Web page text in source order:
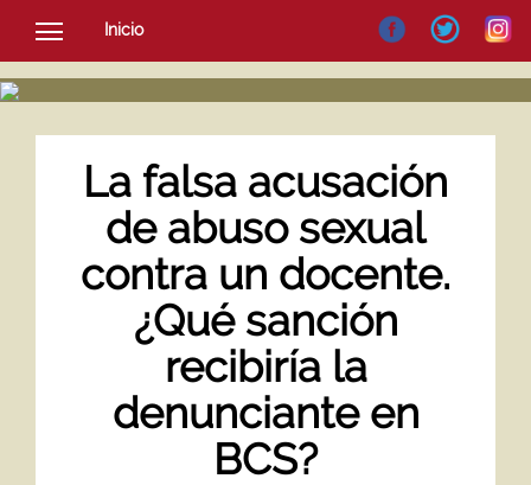
Inicio
SOCIEDAD
La falsa acusación
de abuso sexual
contra un docente.
¿Qué sanción
recibiría la
denunciante en
BCS?